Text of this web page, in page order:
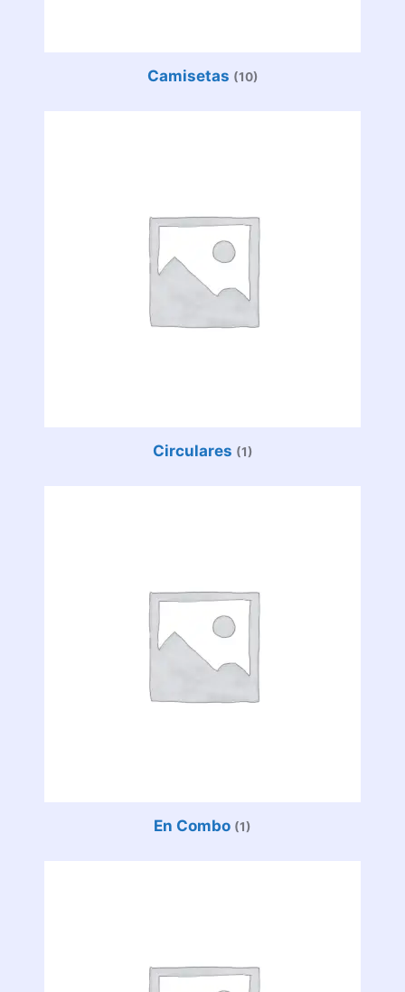
Camisetas (10)
Circulares (1)
En Combo (1)